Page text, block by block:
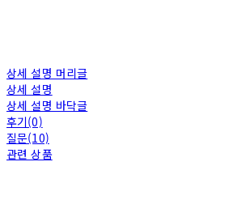
상세 설명 머리글
상세 설명
상세 설명 바닥글
후기(0)
질문(10)
관련 상품